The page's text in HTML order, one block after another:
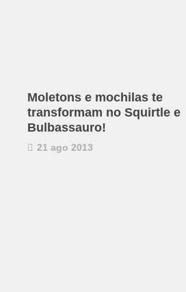
Moletons e mochilas te
transformam no Squirtle e
Bulbassauro!
21 ago 2013